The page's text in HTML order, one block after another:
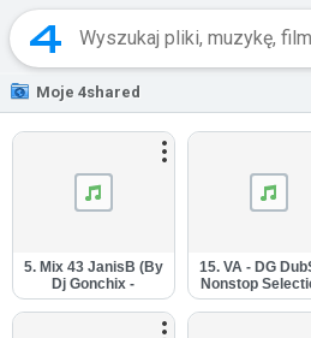
Moje 4shared
5. Mix 43 JanisB (By
Dj Gonchix -
23.12.2011.).mp3
15. VA - DG
Nonstop
(By Dj